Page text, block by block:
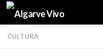
Skip to content
CULTURA